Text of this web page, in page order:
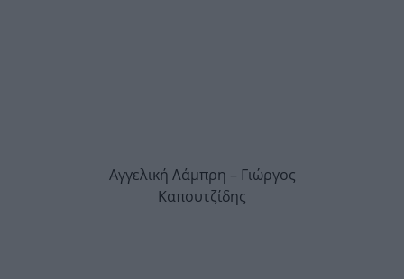
Αγγελική Λάμπρη – Γιώργος
Καπουτζίδης